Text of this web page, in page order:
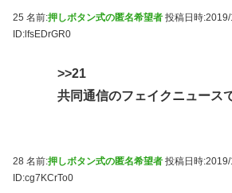
25 名前:押しボタン式の匿名希望者 投稿日時
ID:lfsEDrGR0
>>21
共同通信のフェイクニュース
28 名前:押しボタン式の匿名希望者 投稿日時
ID:cg7KCrTo0